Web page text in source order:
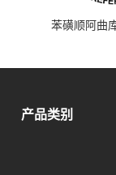
苯磺顺阿曲
产品类别